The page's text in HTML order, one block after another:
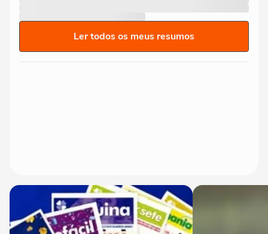
Ler todos os meus resumos